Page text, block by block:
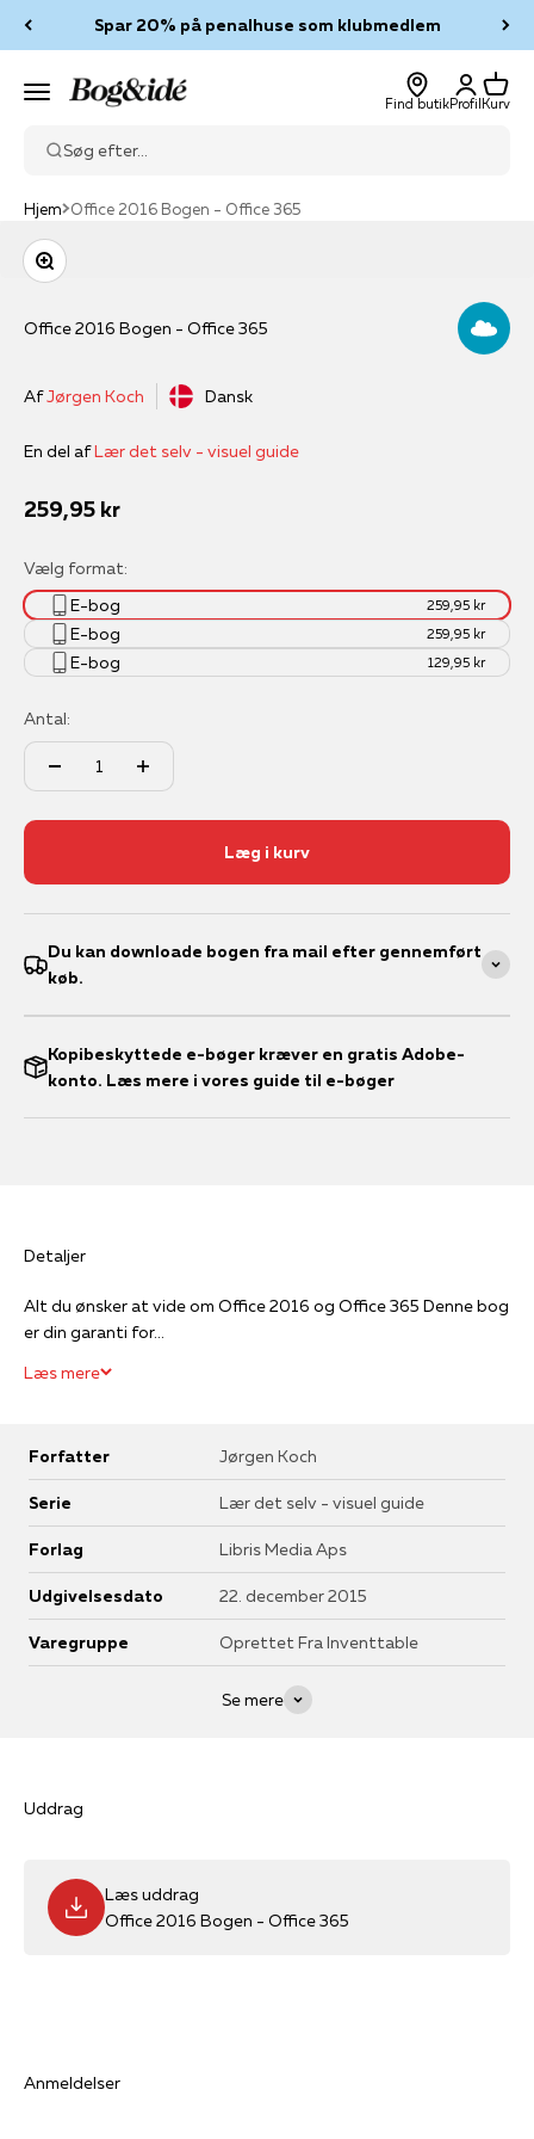
Spar 20% på penalhuse som klubmedlem
Menu Bog & idé
Find butik
Log ind
Profil
Kurv
Kurv
Søg efter...
Hjem Office 2016 Bogen - Office 365
Zoom
Office 2016 Bogen - Office 365
AfJørgen Koch Dansk
En del afLær det selv - visuel guide
Salgspris
259,95 kr
Vælg format:
E-bog
259,95 kr
E-bog 259,95 kr
E-bog 129,95 kr
Antal:
Læg i kurv
Du kan downloade bogen fra mail efter gennemført
køb.
Kopibeskyttede e-bøger kræver en gratis Adobe-
konto. Læs mere i vores guide til e-bøger
Detaljer
Alt du ønsker at vide om Office 2016 og Office 365 Denne bog
er din garanti for...
Læs mere
Forfatter Jørgen Koch
Serie Lær det selv - visuel guide
Forlag Libris Media Aps
Udgivelsesdato 22. december 2015
Varegruppe Oprettet Fra Inventtable
Se mere
Uddrag
Læs uddrag
Office 2016 Bogen - Office 365
Anmeldelser